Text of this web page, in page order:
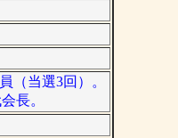
（当選3回）。
長。